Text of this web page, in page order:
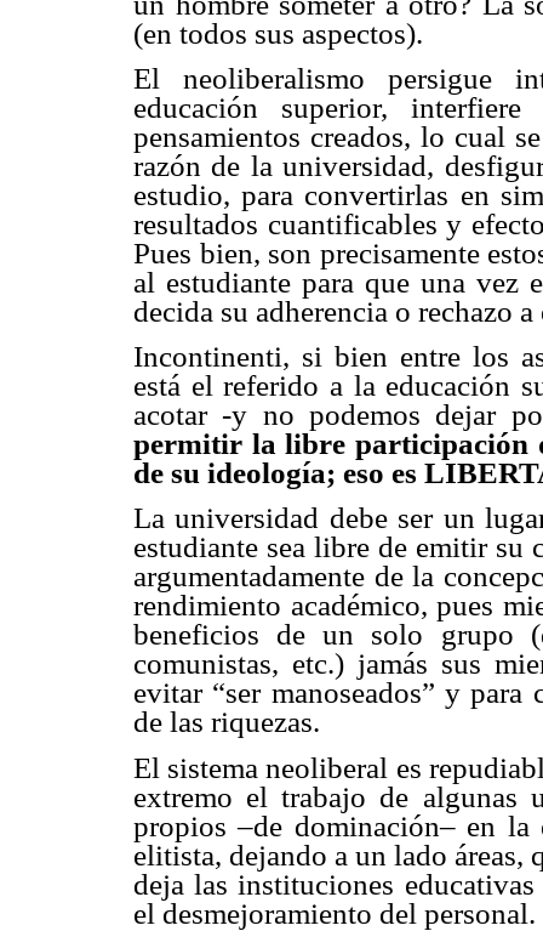
(en todos sus aspectos).
El neoliberalismo persigue
educación superior,
pensamientos creados, lo cual
razón de la universidad,
estudio, para convertirlas en
resultados cuantificables y
Pues bien, son precisamente
al estudiante para que una vez
decida su adherencia o rechazo
Incontinenti, si bien entre los
está el referido a la educación
acotar -y no podemos dejar
permitir la libre participación
de su ideología; eso es
La universidad debe ser un
estudiante sea libre de emitir su
argumentadamente de la
rendimiento académico, pues
beneficios de un solo grupo
comunistas, etc.) jamás sus
evitar “ser manoseados” y
de las riquezas.
El sistema neoliberal es
extremo el trabajo de algunas
propios –de dominación– en la
elitista, dejando a un lado áreas,
deja las instituciones
el desmejoramiento del personal.